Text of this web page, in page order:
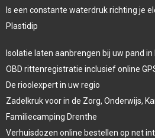
Is een constante waterdruk richting je
Plastidip
Isolatie laten aanbrengen bij uw pand
OBD rittenregistratie inclusief online
De rioolexpert in uw regio
Zadelkruk voor in de Zorg, Onderwijs,
Familiecamping Drenthe
Verhuisdozen online bestellen op net